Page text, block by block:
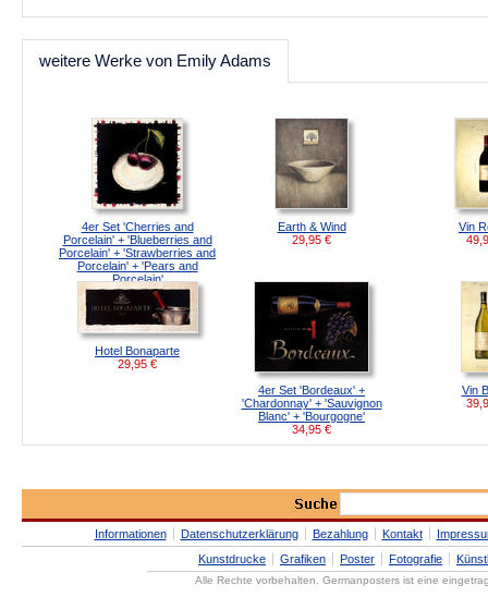
weitere Werke von Emily Adams
4er Set 'Cherries and
Porcelain' + 'Blueberries and
Porcelain' + 'Strawberries and
Porcelain' + 'Pears and
Porcelain'
39,95 €
Earth & Wind
29,95 €
Vin
Hotel Bonaparte
29,95 €
4er Set 'Bordeaux' +
'Chardonnay' + 'Sauvignon
Blanc' + 'Bourgogne'
34,95 €
Vin
Informationen Datenschutzerklärung Bezahlung Kontakt
Kunstdrucke
Grafiken Poster Fotografie
Alle Rechte vorbehalten. Germanposters ist eine